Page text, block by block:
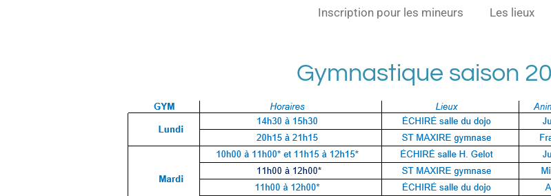
Inscription pour les mineurs Les lieux
Gymnastique saison